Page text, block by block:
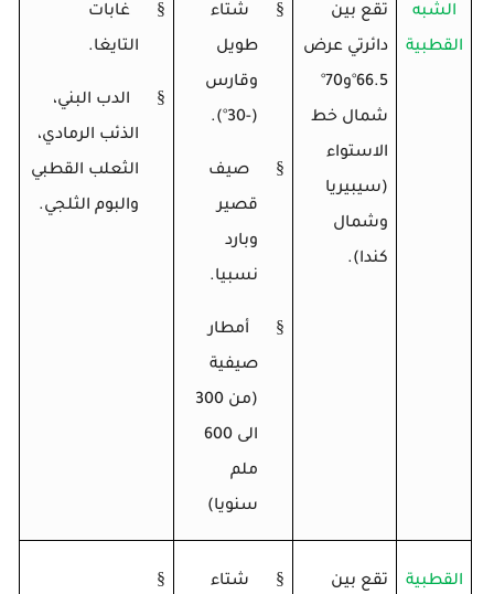
الشبه
القطبية
تقع بين
دائرتي عرض
66.5
°و70
°
شمال خط
الاستواء
(سيبيريا
وشمال
كندا).
§
شتاء
طويل
وقارس
(-30°).
§
صيف
قصير
وبارد
نسبيا.
§
أمطار
صيفية
(من 300
الى 600
ملم
سنويا)
§
غابات
التايغا.
§
الدب البني،
الذئب الرمادي،
الثعلب القطبي
والبوم الثلجي.
القطبية تقع بين § شتاء §